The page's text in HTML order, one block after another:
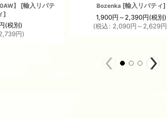
】 [輸入リバテ
]
(税別)
円)
Bozenka [輸入リバティ]
1,900円～2,390円(税別)
(税込: 2,090円 ～2,629円